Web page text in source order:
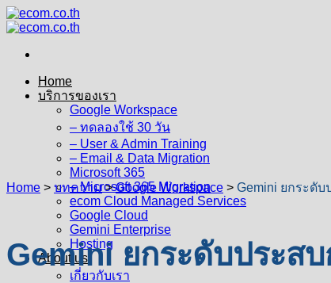
Skip
to
Home
บริการของเรา
Google Workspace
– ทดลองใช้ 30 วัน
– User & Admin Training
– Email & Data Migration
Microsoft 365
– Microsoft 365 Migration
ecom Cloud Managed Services
Google Cloud
Gemini Enterprise
Hosting
About us
เกี่ยวกับเรา
Home > บทความ>Google Workspace > Gemini ยกระดั
Gemini ยกระดับประส